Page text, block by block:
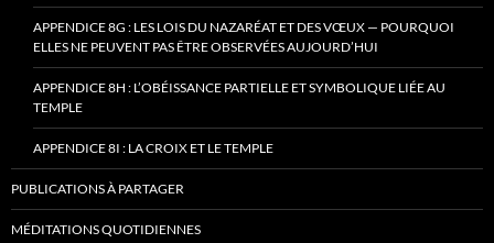
APPENDICE 8G : LES LOIS DU NAZARÉAT ET DES VŒUX — POURQUOI
ELLES NE PEUVENT PAS ÊTRE OBSERVÉES AUJOURD’HUI
APPENDICE 8H : L’OBÉISSANCE PARTIELLE ET SYMBOLIQUE LIÉE AU
TEMPLE
APPENDICE 8I : LA CROIX ET LE TEMPLE
PUBLICATIONS À PARTAGER
MÉDITATIONS QUOTIDIENNES